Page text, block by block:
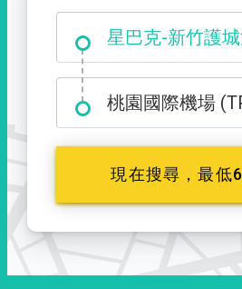
大霸尖山登山口
桃園國際機場
現在搜尋，最低